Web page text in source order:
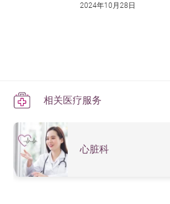
2024年10月28日
相关医疗服务
心脏科